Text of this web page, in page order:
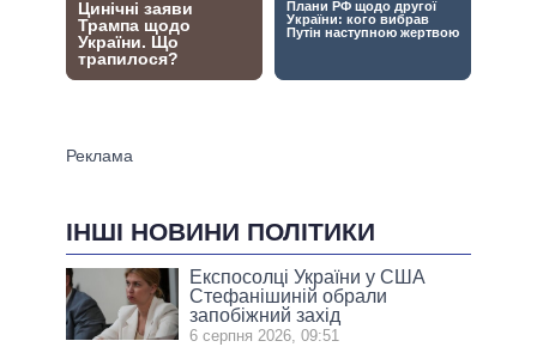
ІНШІ НОВИНИ ПОЛІТИКИ
Експосолці України у США
Стефанішиній обрали
запобіжний захід
6 серпня 2026, 09:51